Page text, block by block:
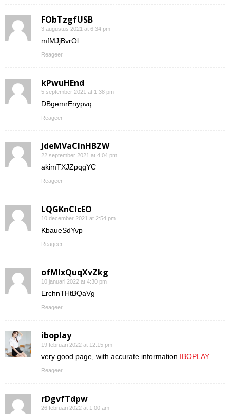
FObTzgfUSB
3 augustus 2021 at 6:34 pm
mfMJjBvrOl
Reageer
kPwuHEnd
5 september 2021 at 1:38 pm
DBgemrEnypvq
Reageer
JdeMVaClnHBZW
22 september 2021 at 4:04 pm
akimTXJZpqgYC
Reageer
LQGKnCIcEO
10 december 2021 at 2:54 pm
KbaueSdYvp
Reageer
ofMIxQuqXvZkg
10 januari 2022 at 4:30 pm
ErchnTHtBQaVg
Reageer
iboplay
19 februari 2022 at 12:15 pm
very good page, with accurate information IBOPLAY
Reageer
rDgvfTdpw
26 februari 2022 at 1:00 am